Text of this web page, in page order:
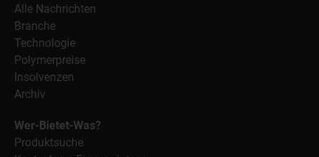
Alle Nachrichten
Branche
Technologie
Polymerpreise
Insolvenzen
Archiv
Wer-Bietet-Was?
Produktsuche